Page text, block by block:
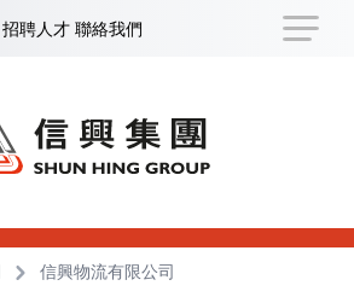
跳到捷徑選項 跳到主導航選單 跳至
招聘人才 聯絡我們
信興物流有限公司